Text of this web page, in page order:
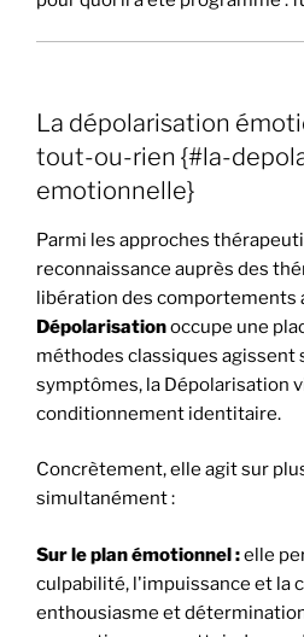
La dépolarisation
tout-ou-rien {#la-
emotionnelle}
Parmi les approches
reconnaissance auprès des
libération des comportements
Dépolarisationoccupe une
méthodes classiques agissent
symptômes, la Dépolarisation
conditionnement identitaire.
Concrètement, elle agit sur
simultanément :
Sur le plan émotionnel :elle
culpabilité, l'impuissance et la
enthousiasme et